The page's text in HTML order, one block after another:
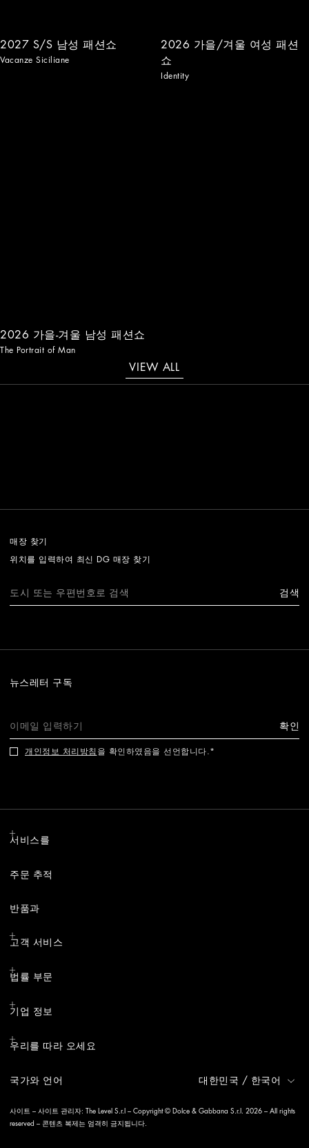
2027 S/S 남성 패션쇼
Vacanze Siciliane
2026 가을/겨울 여성 패션
쇼
Identity
2026 가을-겨울 남성 패션쇼
The Portrait of Man
VIEW ALL
매장 찾기
위치를 입력하여 최신 DG 매장 찾기
검색
뉴스레터 구독
확인
개인정보 처리방침 을 확인하였음을 선언합니다.
서비스를
주문 추적
반품과
고객 서비스
법률 부문
기업 정보
우리를 따라 오세요
국가와 언어 대한민국 / 한국어
사이트 – 사이트 관리자: The Level S.r.l – Copyright © Dolce & Gabbana S.r.l. 2026 – All rights
reserved – 콘텐츠 복제는 엄격히 금지됩니다.